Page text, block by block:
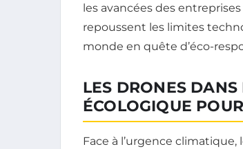
les avancées des
repoussent les limites
monde en quête d’éco-
LES DRONES
ÉCOLOGIQUE
Face à l’urgence